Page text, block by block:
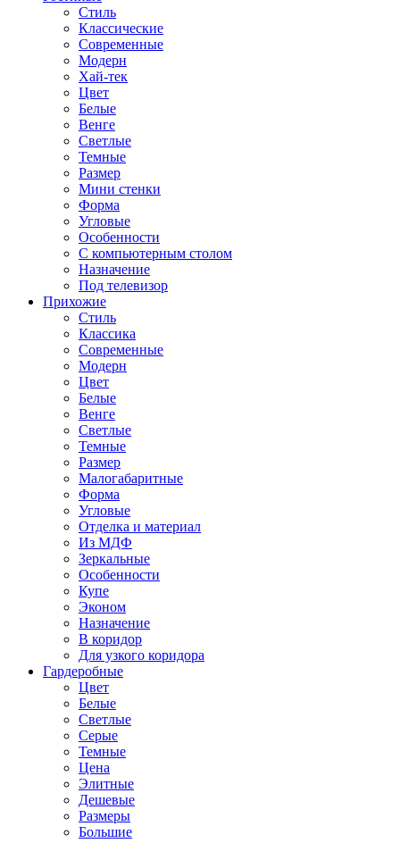
Стиль
Классические
Современные
Модерн
Хай-тек
Цвет
Белые
Венге
Светлые
Темные
Размер
Мини стенки
Форма
Угловые
Особенности
С компьютерным столом
Назначение
Под телевизор
Прихожие
Стиль
Классика
Современные
Модерн
Цвет
Белые
Венге
Светлые
Темные
Размер
Малогабаритные
Форма
Угловые
Отделка и материал
Из МДФ
Зеркальные
Особенности
Купе
Эконом
Назначение
В коридор
Для узкого коридора
Гардеробные
Цвет
Белые
Светлые
Серые
Темные
Цена
Элитные
Дешевые
Размеры
Большие